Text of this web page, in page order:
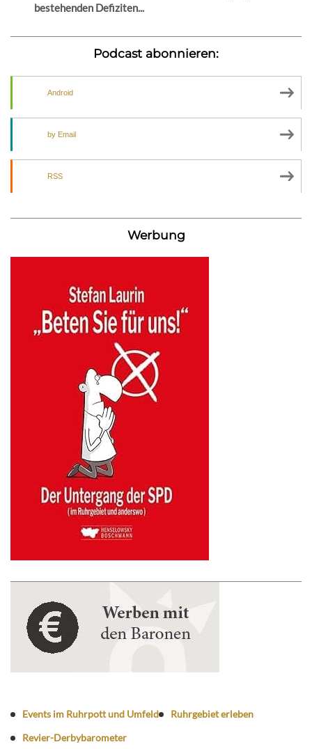
bestehenden Defiziten...
Podcast abonnieren:
Android
by Email
RSS
Werbung
Events im Ruhrpott und Umfeld
Ruhrgebiet erleben
Revier-Derbybarometer